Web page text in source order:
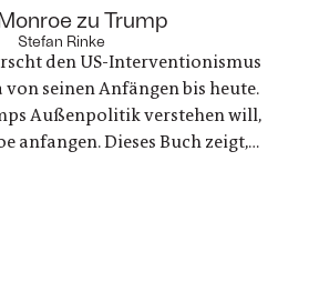
Frauen stirbt. Ein Buch über
in deutsch-ukranisch-
Beziehungen
zu Trump
Stefan Rinke
den US-Interventionismus
seinen Anfängen bis heute.
Außenpolitik verstehen will,
anfangen. Dieses Buch zeigt,